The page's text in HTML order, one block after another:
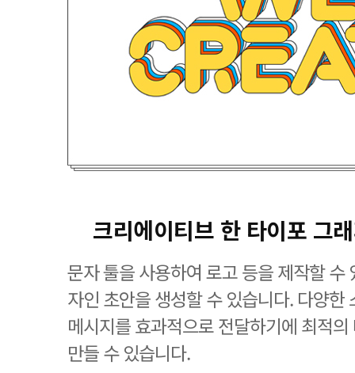
크리에이티브 한 타이포 그
문자 툴을 사용하여 로고 등을 제작할 수
자인 초안을 생성할 수 있습니다. 다양한
메시지를 효과적으로 전달하기에 최적
만들 수 있습니다.